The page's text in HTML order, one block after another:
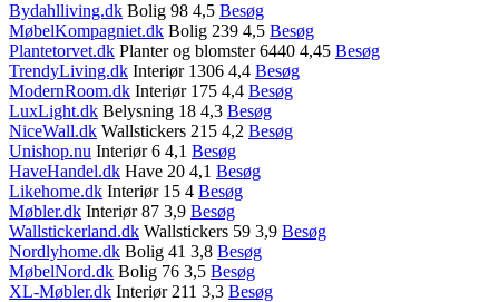
Bydahlliving.dk Bolig 98 4,5 Besøg
MøbelKompagniet.dk Bolig 239 4,5 Besøg
Plantetorvet.dk Planter og blomster 6440 4,45 Besøg
TrendyLiving.dk Interiør 1306 4,4 Besøg
ModernRoom.dk Interiør 175 4,4 Besøg
LuxLight.dk Belysning 18 4,3 Besøg
NiceWall.dk Wallstickers 215 4,2 Besøg
Unishop.nu Interiør 6 4,1 Besøg
HaveHandel.dk Have 20 4,1 Besøg
Likehome.dk Interiør 15 4 Besøg
Møbler.dk Interiør 87 3,9 Besøg
Wallstickerland.dk Wallstickers 59 3,9 Besøg
Nordlyhome.dk Bolig 41 3,8 Besøg
MøbelNord.dk Bolig 76 3,5 Besøg
XL-Møbler.dk Interiør 211 3,3 Besøg